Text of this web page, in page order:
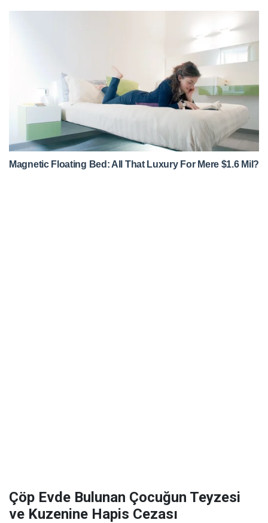
Çöp Evde Bulunan Çocuğun Teyzesi
ve Kuzenine Hapis Cezası